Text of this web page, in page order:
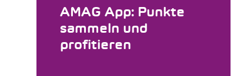
AMAG App: Punkte
sammeln und
profitieren